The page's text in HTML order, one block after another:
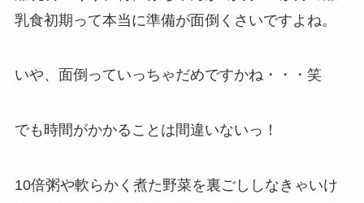
乳食初期って本当に準備が面倒くさいですよね。
いや、面倒っていっちゃだめですかね・・・笑
でも時間がかかることは間違いないっ！
10倍粥や軟らかく煮た野菜を裏ごししなきゃいけ